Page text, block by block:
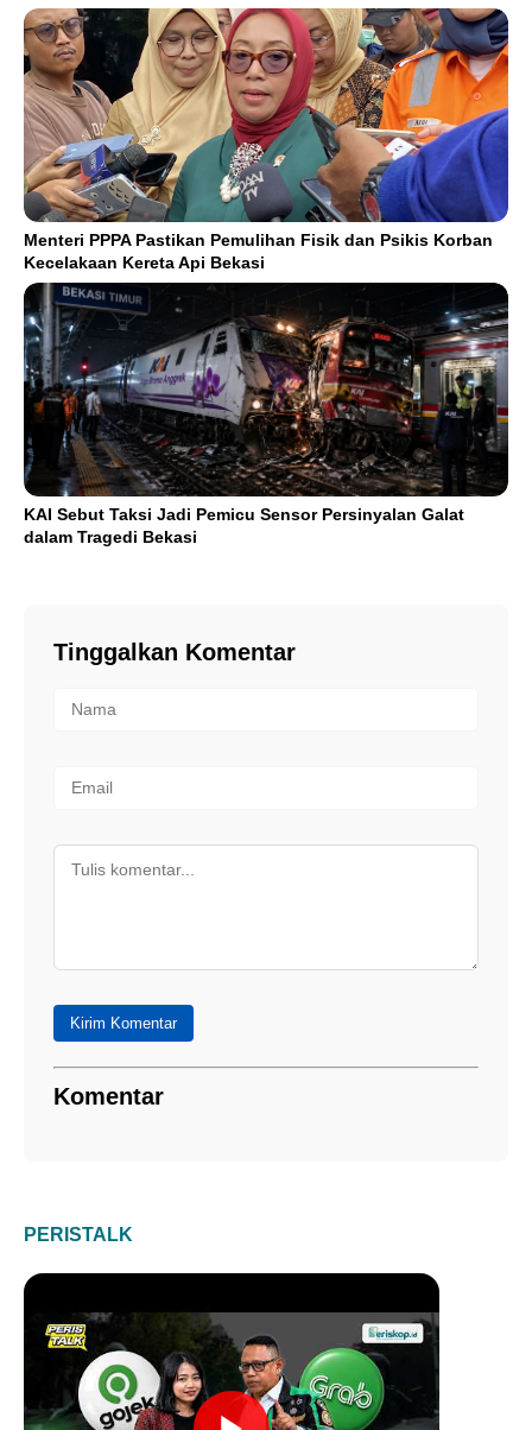
Menteri PPPA Pastikan Pemulihan Fisik dan Psikis Korban
Kecelakaan Kereta Api Bekasi
KAI Sebut Taksi Jadi Pemicu Sensor Persinyalan Galat
dalam Tragedi Bekasi
Tinggalkan Komentar
Kirim Komentar
Komentar
PERISTALK